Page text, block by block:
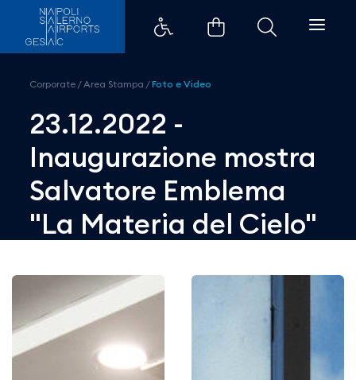
23.12.2022 - Inaugurazione
Corporate /Area Stampa /Foto e Video
23.12.2022 -
Inaugurazione mostra
Salvatore Emblema
"La Materia del Cielo"